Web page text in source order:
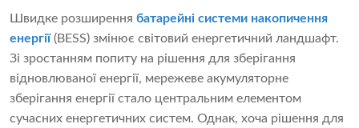
Швидке розширення батарейні системи накопичення
енергії(BESS) змінює світовий енергетичний ландшафт.
Зі зростанням попиту на рішення для зберігання
відновлюваної енергії, мережеве акумуляторне
зберігання енергії стало центральним елементом
сучасних енергетичних систем. Однак, хоча рішення для